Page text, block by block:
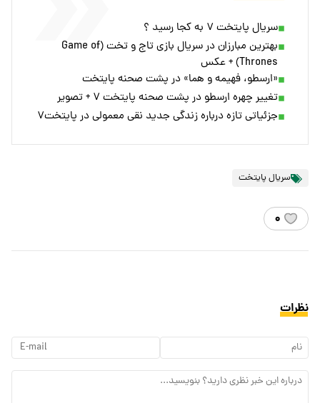
سریال پایتخت ۷ به کجا رسید ؟
بهترین مبارزان در سریال بازی تاج و تخت (Game of
Thrones) + عکس
«ارسطو، فهیمه و هما» در پشت صحنه پایتخت
تغییر چهره ارسطو در پشت صحنه پایتخت ۷ + تصویر
جزئیاتی تازه درباره زندگی جدید نقی معمولی در پایتخت۷
سریال پایتخت
۰
نظرات